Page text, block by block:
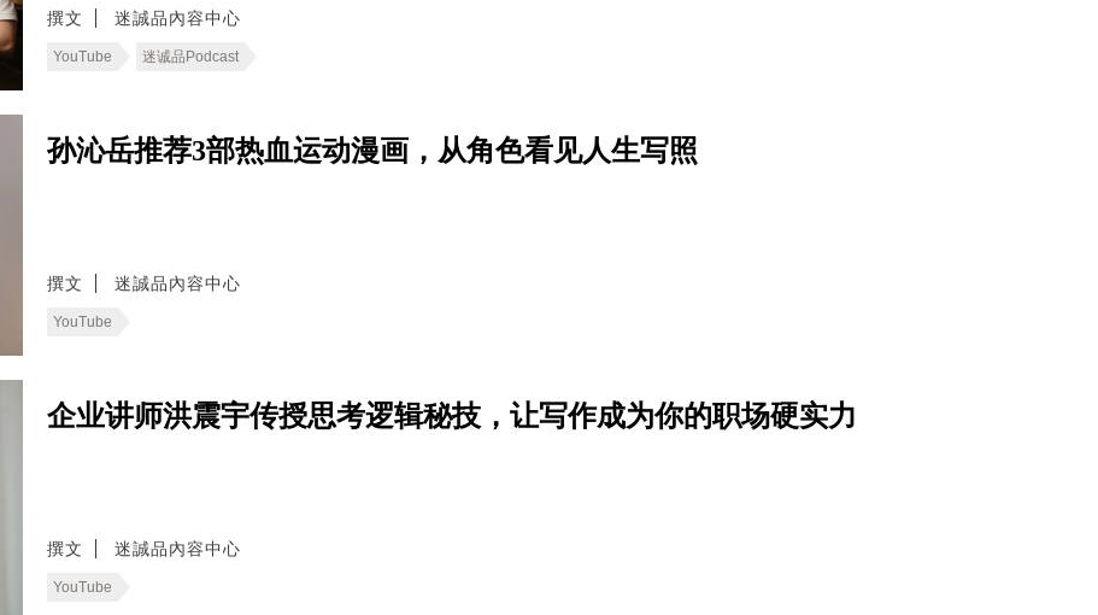
撰文 迷誠品內容中心
YouTube 迷诚品Podcast
孙沁岳推荐3部热血运动漫画，从角色看见人生写照
撰文 迷誠品內容中心
YouTube
企业讲师洪震宇传授思考逻辑秘技，让写作成为你的职场硬实力
撰文 迷誠品內容中心
YouTube